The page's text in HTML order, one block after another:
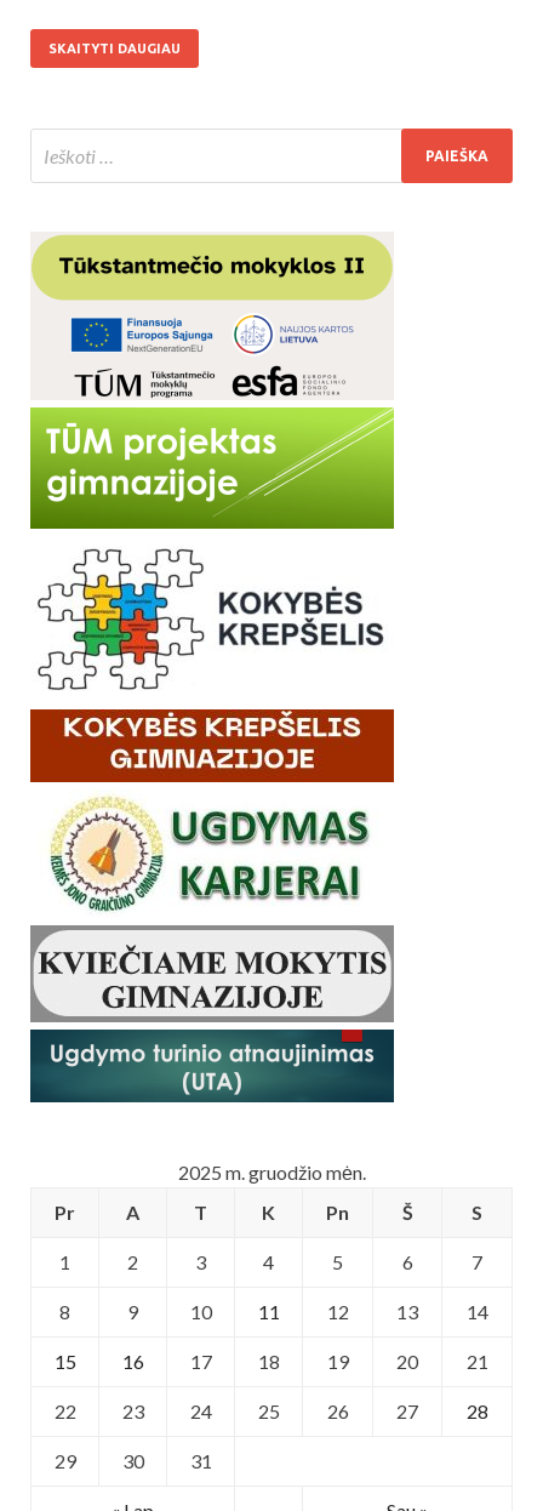
SKAITYTI DAUGIAU
2025 m. gruodžio mėn.
Pr
A T K Pn Š S
1 2 3 4 5 6 7
8 9 10 11 12 13 14
15 16 17 18 19 20 21
22 23 24 25 26 27 28
29 30 31